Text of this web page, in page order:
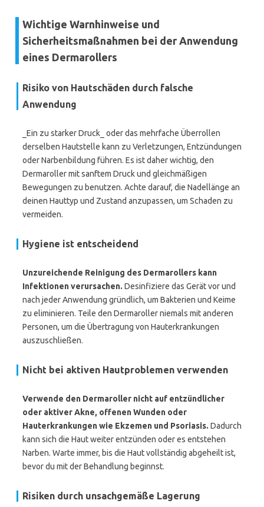
Wichtige Warnhinweise und
Sicherheitsmaßnahmen bei der Anwendung
eines Dermarollers
Risiko von Hautschäden durch falsche
Anwendung
_Ein zu starker Druck_ oder das mehrfache Überrollen
derselben Hautstelle kann zu Verletzungen, Entzündungen
oder Narbenbildung führen. Es ist daher wichtig, den
Dermaroller mit sanftem Druck und gleichmäßigen
Bewegungen zu benutzen. Achte darauf, die Nadellänge an
deinen Hauttyp und Zustand anzupassen, um Schaden zu
vermeiden.
Hygiene ist entscheidend
Unzureichende Reinigung des Dermarollers kann
Infektionen verursachen. Desinfiziere das Gerät vor und
nach jeder Anwendung gründlich, um Bakterien und Keime
zu eliminieren. Teile den Dermaroller niemals mit anderen
Personen, um die Übertragung von Hauterkrankungen
auszuschließen.
Nicht bei aktiven Hautproblemen verwenden
Verwende den Dermaroller nicht auf entzündlicher
oder aktiver Akne, offenen Wunden oder
Hauterkrankungen wie Ekzemen und Psoriasis. Dadurch
kann sich die Haut weiter entzünden oder es entstehen
Narben. Warte immer, bis die Haut vollständig abgeheilt ist,
bevor du mit der Behandlung beginnst.
Risiken durch unsachgemäße Lagerung